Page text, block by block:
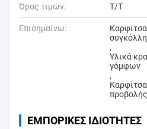
Όρος τιμών: T/T
Επισημαίνω:
,
Υλικά
γόμφων
,
προβολής
ΕΜΠΟΡΙΚΈΣ ΙΔΙΌΤΗΤΕΣ